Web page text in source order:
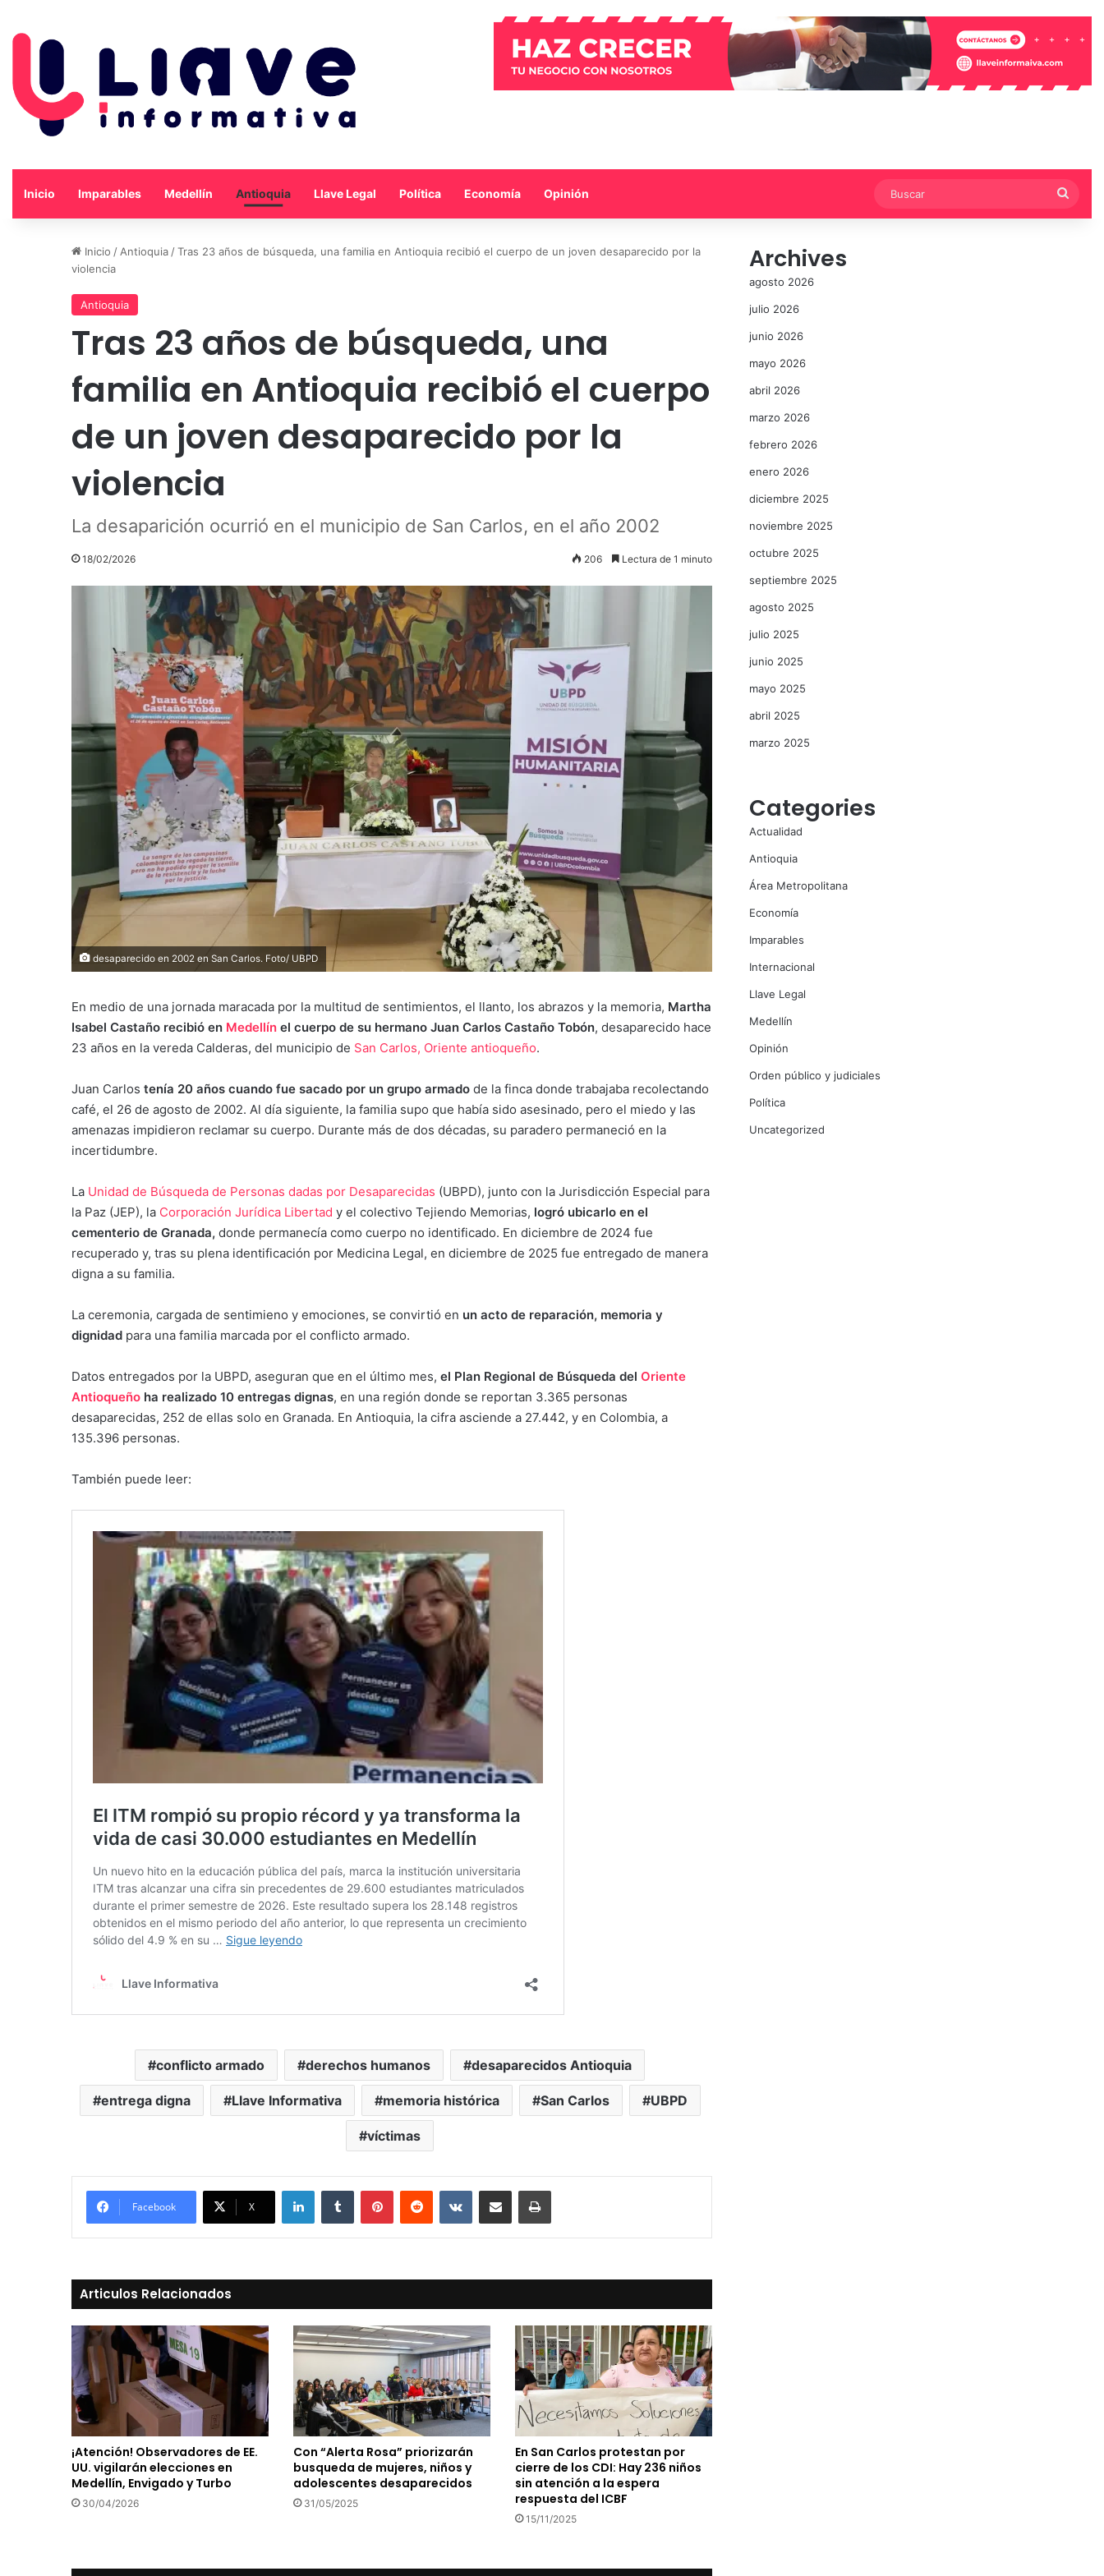
Inicio Imparables Medellín Antioquia Llave Legal Política Economía Opinión
Inicio / Antioquia /Tras 23 años de búsqueda, una familia en Antioquia recibió el cuerpo de un joven desaparecido por la
violencia
Antioquia
Tras 23 años de búsqueda, una
familia en Antioquia recibió el cuerpo
de un joven desaparecido por la
violencia
La desaparición ocurrió en el municipio de San Carlos, en el año 2002
18/02/2026 206 Lectura de 1 minuto
desaparecido en 2002 en San Carlos. Foto/ UBPD
En medio de una jornada maracada por la multitud de sentimientos, el llanto, los abrazos y la memoria, Martha
Isabel Castaño recibió en Medellín el cuerpo de su hermano Juan Carlos Castaño Tobón, desaparecido hace
23 años en la vereda Calderas, del municipio de San Carlos, Oriente antioqueño.
Juan Carlos tenía 20 años cuando fue sacado por un grupo armado de la finca donde trabajaba recolectando
café, el 26 de agosto de 2002. Al día siguiente, la familia supo que había sido asesinado, pero el miedo y las
amenazas impidieron reclamar su cuerpo. Durante más de dos décadas, su paradero permaneció en la
incertidumbre.
La Unidad de Búsqueda de Personas dadas por Desaparecidas (UBPD), junto con la Jurisdicción Especial para
la Paz (JEP), la Corporación Jurídica Libertad y el colectivo Tejiendo Memorias, logró ubicarlo en el
cementerio de Granada, donde permanecía como cuerpo no identificado. En diciembre de 2024 fue
recuperado y, tras su plena identificación por Medicina Legal, en diciembre de 2025 fue entregado de manera
digna a su familia.
La ceremonia, cargada de sentimieno y emociones, se convirtió en un acto de reparación, memoria y
dignidad para una familia marcada por el conflicto armado.
Datos entregados por la UBPD, aseguran que en el último mes, el Plan Regional de Búsqueda del Oriente
Antioqueño ha realizado 10 entregas dignas, en una región donde se reportan 3.365 personas
desaparecidas, 252 de ellas solo en Granada. En Antioquia, la cifra asciende a 27.442, y en Colombia, a
135.396 personas.
También puede leer:
conflicto armado derechos humanos desaparecidos Antioquia
entrega digna Llave Informativa memoria histórica San Carlos UBPD
víctimas
Facebook X
LinkedInTumblr PinterestReddit VKontakte
Compartir vía Mail Print
Articulos Relacionados
¡Atención! Observadores de EE.
UU. vigilarán elecciones en
Medellín, Envigado y Turbo
30/04/2026
Con “Alerta Rosa” priorizarán
busqueda de mujeres, niños y
adolescentes desaparecidos
31/05/2025
En San Carlos protestan por
cierre de los CDI: Hay 236 niños
sin atención a la espera
respuesta del ICBF
15/11/2025
Archives
agosto 2026
julio 2026
junio 2026
mayo 2026
abril 2026
marzo 2026
febrero 2026
enero 2026
diciembre 2025
noviembre 2025
octubre 2025
septiembre 2025
agosto 2025
julio 2025
junio 2025
mayo 2025
abril 2025
marzo 2025
Categories
Actualidad
Antioquia
Área Metropolitana
Economía
Imparables
Internacional
Llave Legal
Medellín
Opinión
Orden público y judiciales
Política
Uncategorized